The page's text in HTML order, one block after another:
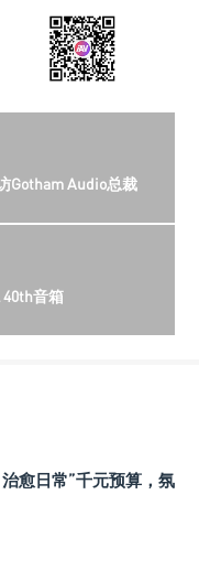
Gotham Audio总裁
40th音箱
愈日常”千元预算，氛